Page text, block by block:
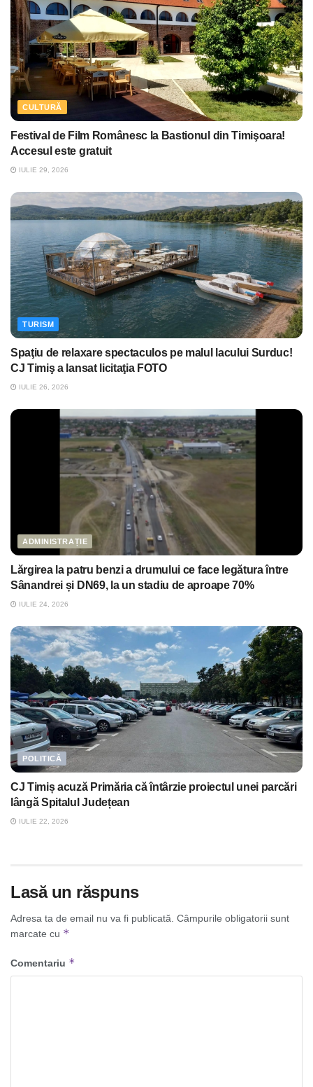
CULTURĂ
Festival de Film Românesc la Bastionul din Timişoara!
Accesul este gratuit
IULIE 29, 2026
TURISM
Spaţiu de relaxare spectaculos pe malul lacului Surduc!
CJ Timiş a lansat licitaţia FOTO
IULIE 26, 2026
ADMINISTRAȚIE
Lărgirea la patru benzi a drumului ce face legătura între
Sânandrei și DN69, la un stadiu de aproape 70%
IULIE 24, 2026
POLITICĂ
CJ Timiș acuză Primăria că întârzie proiectul unei parcări
lângă Spitalul Județean
IULIE 22, 2026
Lasă un răspuns
Adresa ta de email nu va fi publicată. Câmpurile obligatorii sunt
marcate cu *
Comentariu *